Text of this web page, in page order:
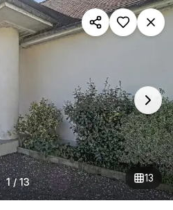
1/13 13